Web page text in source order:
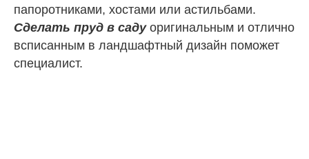
папоротниками, хостами или астильбами.
Сделать пруд в садуоригинальным и отлично
всписанным в ландшафтный дизайн поможет
специалист.